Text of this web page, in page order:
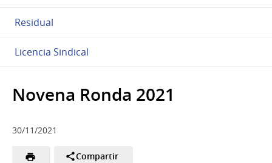
Residual
Licencia Sindical
Novena Ronda 2021
30/11/2021
Compartir